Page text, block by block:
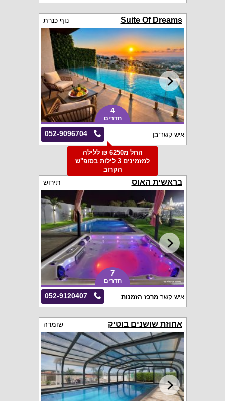
Suite Of Dreams נוף כנרת
4
חדרים
052-9096704 איש קשר:בן
החל מ6250 ₪ ללילה
למזמינים 3 לילות בסופ"ש
הקרוב
בראשית האוס תירוש
7
חדרים
052-9120407 איש קשר:מרכז הזמנות
אחוזת שושנים בוטיק שומרה